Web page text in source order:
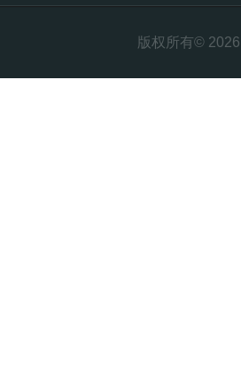
版权所有©